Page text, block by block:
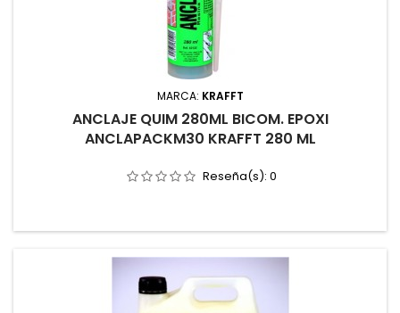
MARCA: KRAFFT
ANCLAJE QUIM 280ML BICOM. EPOXI
ANCLAPACKM30 KRAFFT 280 ML
Reseña(s): 0